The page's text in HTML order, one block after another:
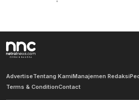
AdvertiseTentang KamiManajemen Redaksi
Terms & ConditionContact